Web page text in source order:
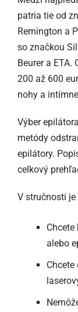
patria tie od
Remington a
so značkou
Beurer a
200 až 600
nohy a
Výber
metódy
epilátory.
celkový
V stručnosti
alebo